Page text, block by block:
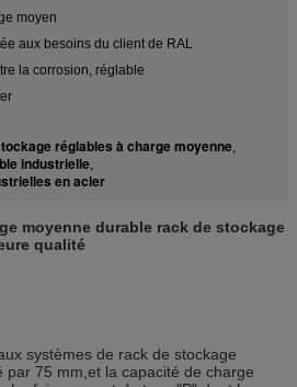
moyen
aux besoins du client de RAL
la corrosion, réglable
réglables à charge moyenne,
industrielle,
en acier
moyenne durable rack de stockage
qualité
systèmes de rack de stockage
75 mm,et la capacité de charge